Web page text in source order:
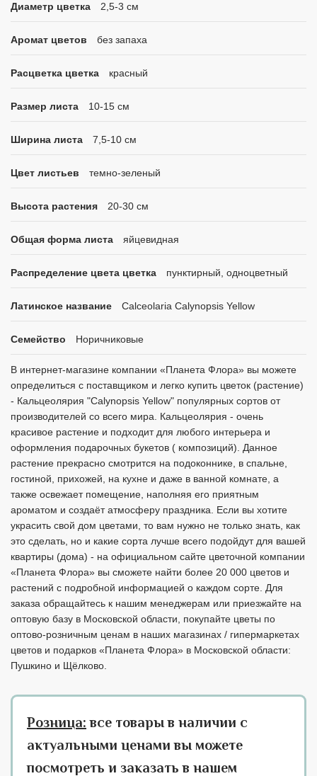
Диаметр цветка 2,5-3 см
Аромат цветов без запаха
Расцветка цветка красный
Размер листа 10-15 см
Ширина листа 7,5-10 см
Цвет листьев темно-зеленый
Высота растения 20-30 см
Общая форма листа яйцевидная
Распределение цвета цветка пунктирный, одноцветный
Латинское название Calceolaria Calynopsis Yellow
Семейство Норичниковые
В интернет-магазине компании «Планета Флора» вы можете
определиться с поставщиком и легко купить цветок (растение)
- Кальцеолярия "Calynopsis Yellow" популярных сортов от
производителей со всего мира. Кальцеолярия - очень
красивое растение и подходит для любого интерьера и
оформления подарочных букетов ( композиций). Данное
растение прекрасно смотрится на подоконнике, в спальне,
гостиной, прихожей, на кухне и даже в ванной комнате, а
также освежает помещение, наполняя его приятным
ароматом и создаёт атмосферу праздника. Если вы хотите
украсить свой дом цветами, то вам нужно не только знать, как
это сделать, но и какие сорта лучше всего подойдут для вашей
квартиры (дома) - на официальном сайте цветочной компании
«Планета Флора» вы сможете найти более 20 000 цветов и
растений с подробной информацией о каждом сорте. Для
заказа обращайтесь к нашим менеджерам или приезжайте на
оптовую базу в Московской области, покупайте цветы по
оптово-розничным ценам в наших магазинах / гипермаркетах
цветов и подарков «Планета Флора» в Московской области:
Пушкино и Щёлково.
Розница: все товары в наличии с
актуальными ценами вы можете
посмотреть и заказать в нашем